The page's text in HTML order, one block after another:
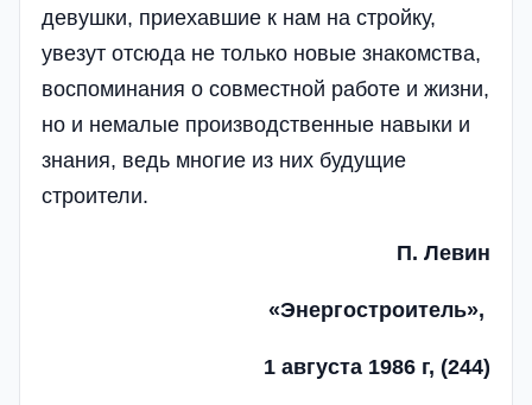
девушки, приехав­шие к нам на стройку,
увезут отсюда не только новые знакомства,
воспо­минания о совместной работе и жизни,
но и немалые производствен­ные навыки и
знания, ведь многие из них буду­щие
строители.
П. Левин
«Энергостроитель»,
1 августа 1986 г, (244)